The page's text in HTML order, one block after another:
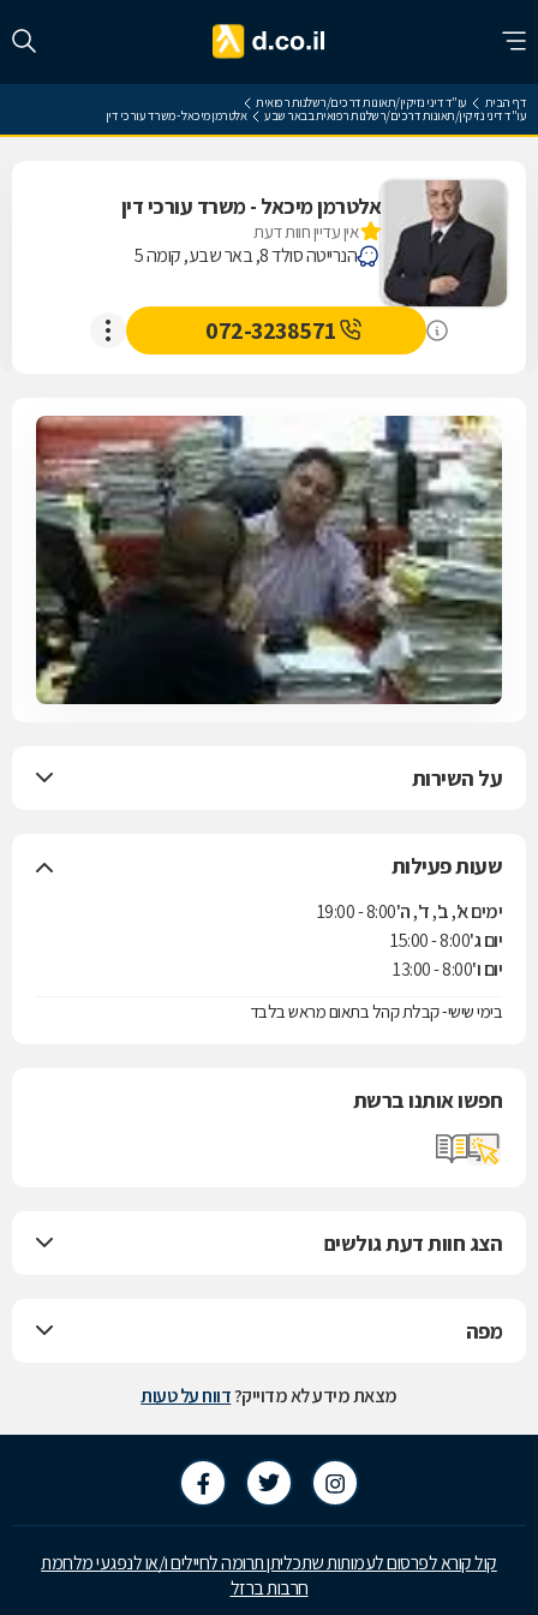
דף הבית עו"ד דיני נזיקין/תאונות דרכים/רשלנות רפואית
עו"ד דיני נזיקין/תאונות דרכים/רשלנות רפואית בבאר שבע אלטרמן מיכאל - משרד עורכי דין
אלטרמן מיכאל - משרד עורכי דין
אין עדיין חוות דעת
הנרייטה סולד 8, באר שבע, קומה 5
072-3238571
על השירות
שעות פעילות
ימים א', ב', ד', ה'8:00 - 19:00
יום ג'8:00 - 15:00
יום ו'8:00 - 13:00
בימי שישי- קבלת קהל בתאום מראש בלבד
חפשו אותנו ברשת
הצג חוות דעת גולשים
מפה
מצאת מידע לא מדוייק?דווח על טעות
קול קורא לפרסום לעמותות שתכליתן תרומה לחיילים ו/או לנפגעי מלחמת
חרבות ברזל